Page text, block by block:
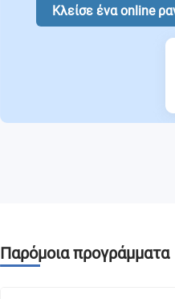
Κλείσε ένα online
Παρόμοια προγράμματα